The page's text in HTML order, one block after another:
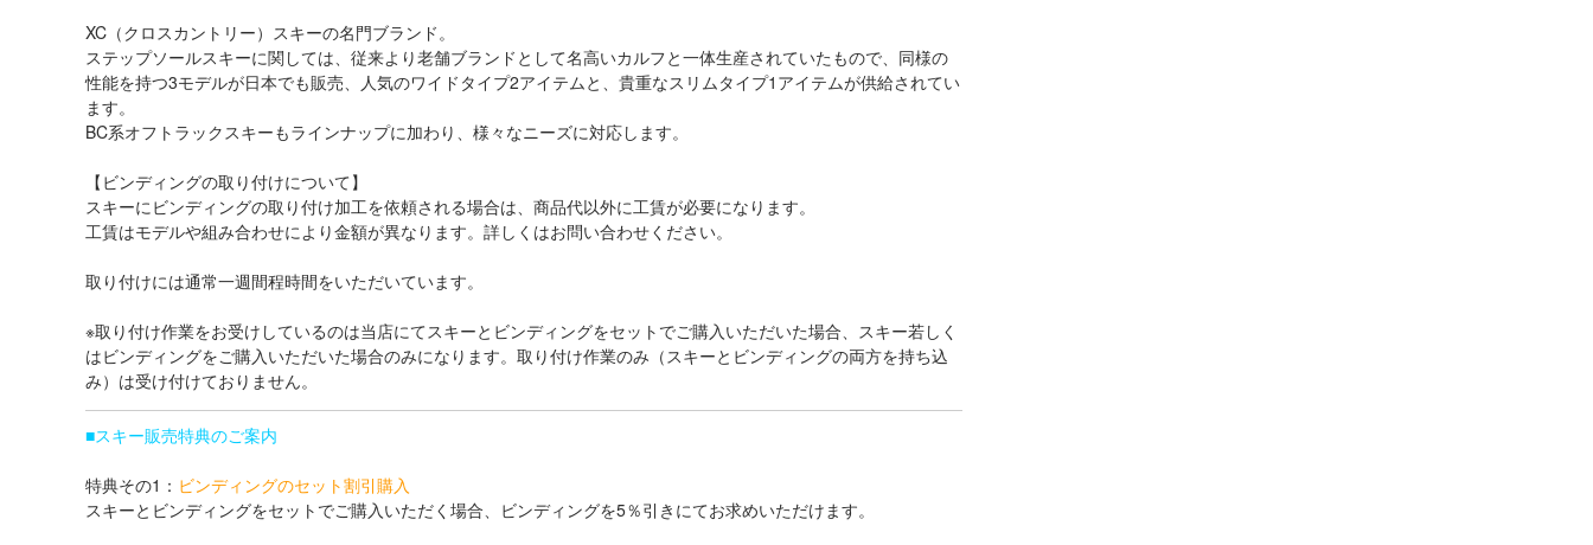
XC（クロスカントリー）スキーの名門ブランド。
ステップソールスキーに関しては、従来より老舗ブランドとして名高いカルフと一体生産されていたもので、同様の
性能を持つ3モデルが日本でも販売、人気のワイドタイプ2アイテムと、貴重なスリムタイプ1アイテムが供給されてい
ます。
BC系オフトラックスキーもラインナップに加わり、様々なニーズに対応します。
【ビンディングの取り付けについて】
スキーにビンディングの取り付け加工を依頼される場合は、商品代以外に工賃が必要になります。
工賃はモデルや組み合わせにより金額が異なります。詳しくはお問い合わせください。
取り付けには通常一週間程時間をいただいています。
※取り付け作業をお受けしているのは当店にてスキーとビンディングをセットでご購入いただいた場合、スキー若しく
はビンディングをご購入いただいた場合のみになります。取り付け作業のみ（スキーとビンディングの両方を持ち込
み）は受け付けておりません。
■スキー販売特典のご案内
特典その1： ビンディングのセット割引購入
スキーとビンディングをセットでご購入いただく場合、ビンディングを5％引きにてお求めいただけます。